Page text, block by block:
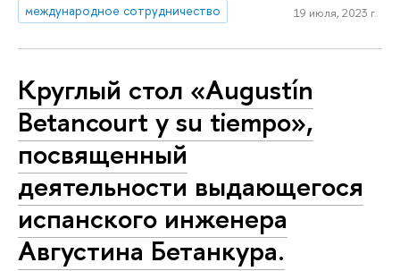
международное сотрудничество
19 июля, 2023 г.
Круглый стол «Augustín
Betancourt y su tiempo»,
посвященный
деятельности выдающегося
испанского инженера
Августина Бетанкура.